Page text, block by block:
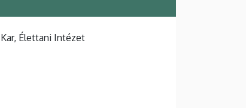
Élettani Intézet